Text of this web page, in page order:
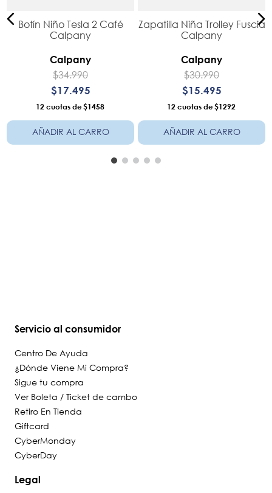
Botín Niño Tesla 2 Café
Calpany
Calpany
$34.990
$17.495
12 $1458
AÑADIR AL CARRO
Zapatilla Niña Trolley Fuscia
Calpany
Calpany
$30.990
$15.495
12 $1292
AÑADIR AL CARRO
Servicio al consumidor
Centro De Ayuda
¿Dónde Viene Mi Compra?
Sigue tu compra
Ver Boleta / Ticket de cambo
Retiro En Tienda
Giftcard
CyberMonday
CyberDay
Legal